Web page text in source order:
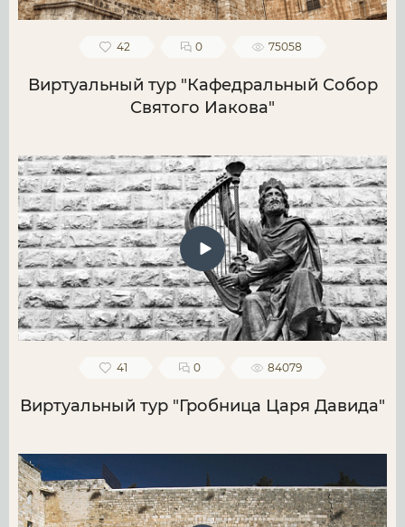
42 0 75058
Виртуальный тур "Кафедральный Собор
Святого Иакова"
41 0 84079
Виртуальный тур "Гробница Царя Давида"